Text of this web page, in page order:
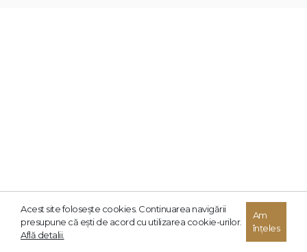
Acest site foloseşte cookies. Continuarea navigării
presupune că eşti de acord cu utilizarea cookie-urilor.
Află detalii.
Am
înțeles